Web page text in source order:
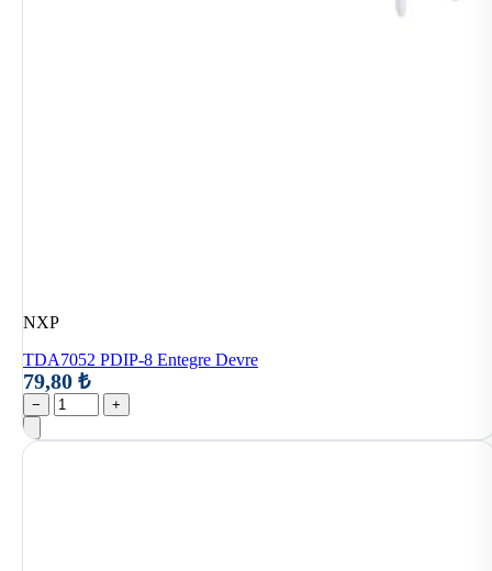
NXP
TDA7052 PDIP-8 Entegre Devre
79,80 ₺
− +